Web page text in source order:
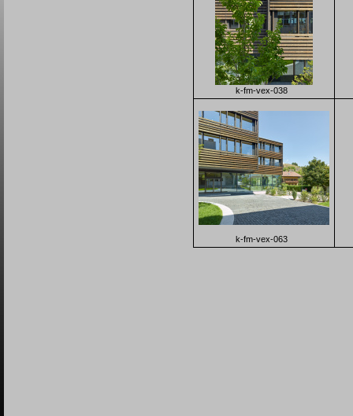
k-fm-vex-038
k-fm-vex-063